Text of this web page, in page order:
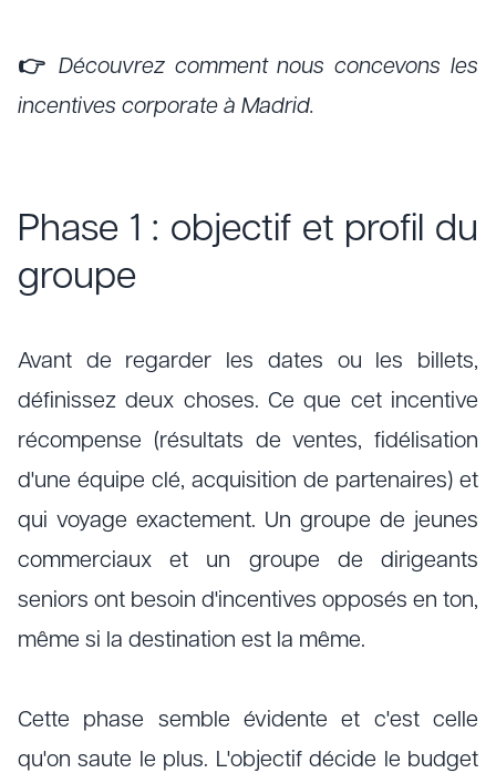
👉 Découvrez comment nous concevons les
incentives corporate à Madrid.
Phase 1 : objectif et profil du
groupe
Avant de regarder les dates ou les billets,
définissez deux choses. Ce que cet incentive
récompense (résultats de ventes, fidélisation
d'une équipe clé, acquisition de partenaires) et
qui voyage exactement. Un groupe de jeunes
commerciaux et un groupe de dirigeants
seniors ont besoin d'incentives opposés en ton,
même si la destination est la même.
Cette phase semble évidente et c'est celle
qu'on saute le plus. L'objectif décide le budget